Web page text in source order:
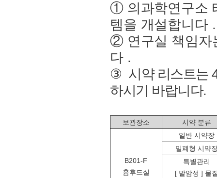
① 의과학연구소
템을 개설합니다 .
② 연구실 책임
다 .
③ 시약 리스트는
하시기 바랍니다.
보관장소 시약 분류
B201-F
흄후드실
일반 시약장
밀폐형 시약
특별관리
[ 발암성 ] 물